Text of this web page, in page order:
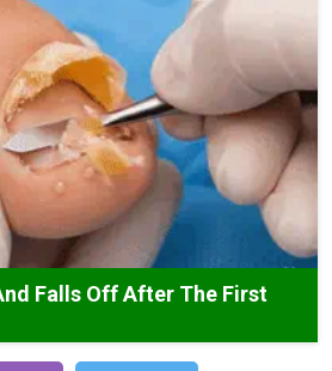
Falls Off After The First